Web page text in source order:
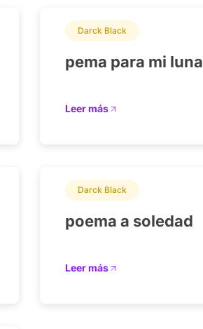
Darck Black
pema para mi luna
Leer más
Darck Black
poema a soledad
Leer más